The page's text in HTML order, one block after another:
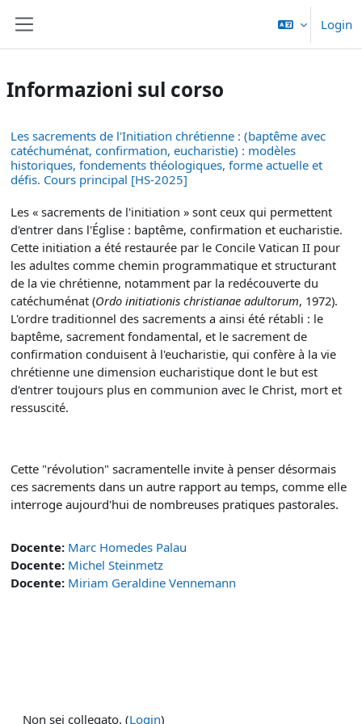
Login
Informazioni sul corso
Les sacrements de l'Initiation chrétienne : (baptême avec
catéchuménat, confirmation, eucharistie) : modèles
historiques, fondements théologiques, forme actuelle et
défis. Cours principal [HS-2025]
Les « sacrements de l'initiation » sont ceux qui permettent
d'entrer dans l'Église : baptême, confirmation et eucharistie.
Cette initiation a été restaurée par le Concile Vatican II pour
les adultes comme chemin programmatique et structurant
de la vie chrétienne, notamment par la redécouverte du
catéchuménat (Ordo initiationis christianae adultorum, 1972).
L'ordre traditionnel des sacrements a ainsi été rétabli : le
baptême, sacrement fondamental, et le sacrement de
confirmation conduisent à l'eucharistie, qui confère à la vie
chrétienne une dimension eucharistique dont le but est
d'entrer toujours plus en communion avec le Christ, mort et
ressuscité.
Cette "révolution" sacramentelle invite à penser désormais
ces sacrements dans un autre rapport au temps, comme elle
interroge aujourd'hui de nombreuses pratiques pastorales.
Docente: Marc Homedes Palau
Docente: Michel Steinmetz
Docente: Miriam Geraldine Vennemann
Non sei collegato. (Login)